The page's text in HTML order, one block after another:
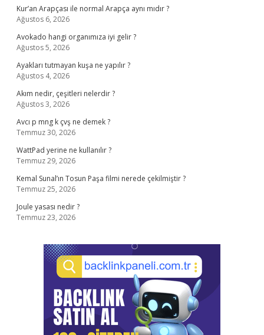
Kur’an Arapçası ile normal Arapça aynı mıdır ?
Ağustos 6, 2026
Avokado hangi organımıza iyi gelir ?
Ağustos 5, 2026
Ayakları tutmayan kuşa ne yapılır ?
Ağustos 4, 2026
Akım nedir, çeşitleri nelerdir ?
Ağustos 3, 2026
Avcı p mng k çvş ne demek ?
Temmuz 30, 2026
WattPad yerine ne kullanılır ?
Temmuz 29, 2026
Kemal Sunal’ın Tosun Paşa filmi nerede çekilmiştir ?
Temmuz 25, 2026
Joule yasası nedir ?
Temmuz 23, 2026